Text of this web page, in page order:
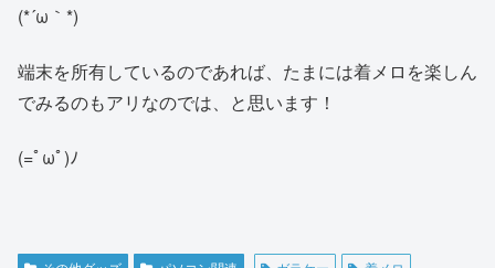
(*´ω｀*)
端末を所有しているのであれば、たまには着メロを楽しん
でみるのもアリなのでは、と思います！
(=ﾟωﾟ)ﾉ